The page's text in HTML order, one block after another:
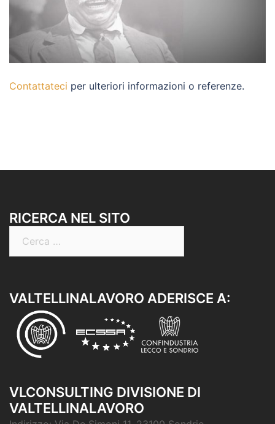
Contattateci per ulteriori informazioni o referenze.
RICERCA NEL SITO
per:
VALTELLINALAVORO ADERISCE A:
VLCONSULTING DIVISIONE DI
VALTELLINALAVORO